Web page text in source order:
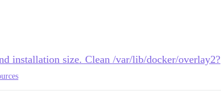
installation size. Clean /var/lib/docker/overlay2?